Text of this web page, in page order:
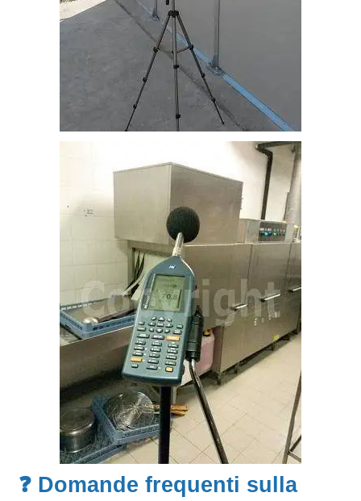
❓ Domande frequenti sulla